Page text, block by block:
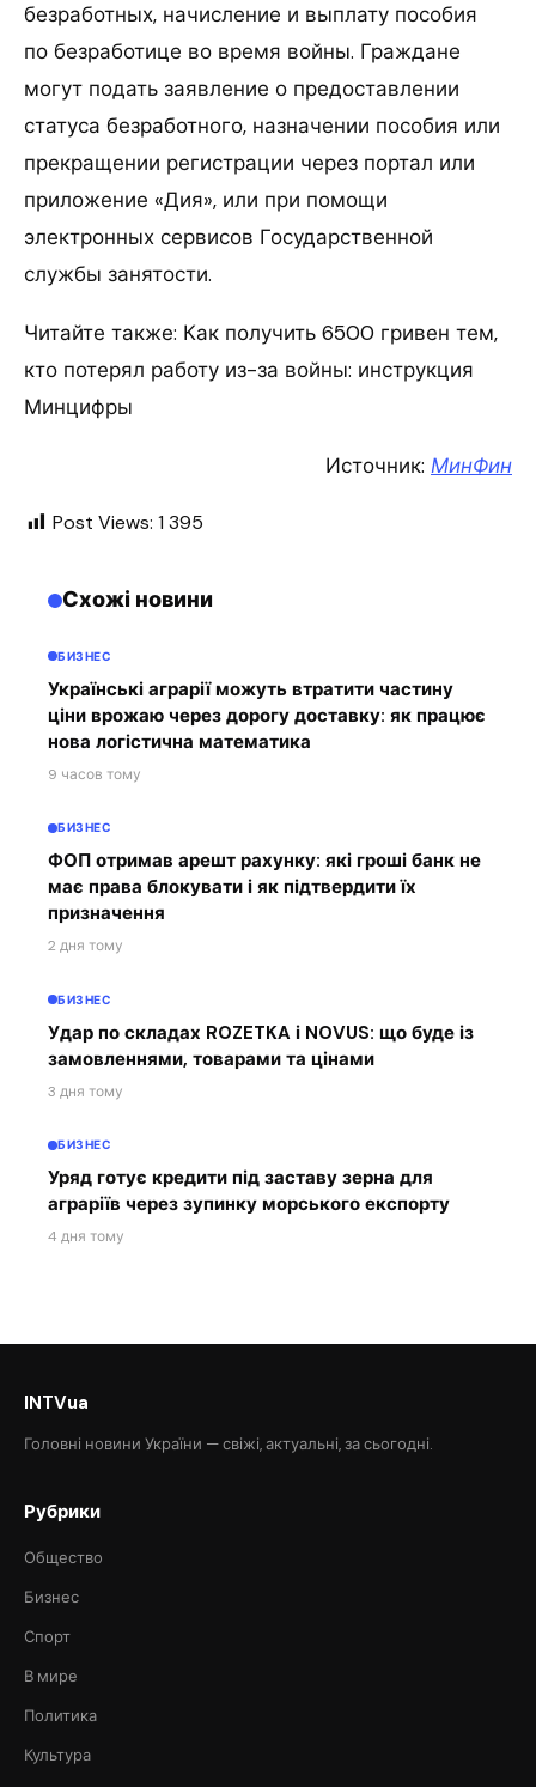
безработных, начисление и выплату пособия
по безработице во время войны. Граждане
могут подать заявление о предоставлении
статуса безработного, назначении пособия или
прекращении регистрации через портал или
приложение «Дия», или при помощи
электронных сервисов Государственной
службы занятости.
Читайте также: Как получить 6500 гривен тем,
кто потерял работу из-за войны: инструкция
Минцифры
Источник: МинФин
Post Views: 1 395
Схожі новини
БИЗНЕС
Українські аграрії можуть втратити частину
ціни врожаю через дорогу доставку: як працює
нова логістична математика
9 часов тому
БИЗНЕС
ФОП отримав арешт рахунку: які гроші банк не
має права блокувати і як підтвердити їх
призначення
2 дня тому
БИЗНЕС
Удар по складах ROZETKA і NOVUS: що буде із
замовленнями, товарами та цінами
3 дня тому
БИЗНЕС
Уряд готує кредити під заставу зерна для
аграріїв через зупинку морського експорту
4 дня тому
INTVua
Головні новини України — свіжі, актуальні, за сьогодні.
Рубрики
Общество
Бизнес
Спорт
В мире
Политика
Культура